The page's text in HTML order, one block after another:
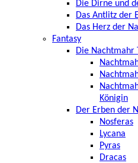
Die Dirne und
Das Antlitz der
Das Herz der
Fantasy
Die Nachtmahr
Königin
Der Erben der
Nosferas
Lycana
Pyras
Dracas